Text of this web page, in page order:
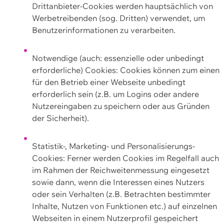
Drittanbieter-Cookies werden hauptsächlich von
Werbetreibenden (sog. Dritten) verwendet, um
Benutzerinformationen zu verarbeiten.
Notwendige (auch: essenzielle oder unbedingt
erforderliche) Cookies: Cookies können zum einen
für den Betrieb einer Webseite unbedingt
erforderlich sein (z.B. um Logins oder andere
Nutzereingaben zu speichern oder aus Gründen
der Sicherheit).
Statistik-, Marketing- und Personalisierungs-
Cookies: Ferner werden Cookies im Regelfall auch
im Rahmen der Reichweitenmessung eingesetzt
sowie dann, wenn die Interessen eines Nutzers
oder sein Verhalten (z.B. Betrachten bestimmter
Inhalte, Nutzen von Funktionen etc.) auf einzelnen
Webseiten in einem Nutzerprofil gespeichert